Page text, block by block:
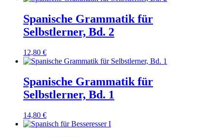
Spanische Grammatik für
Selbstlerner, Bd. 2
12,80 €
Spanische Grammatik für
Selbstlerner, Bd. 1
14,80 €